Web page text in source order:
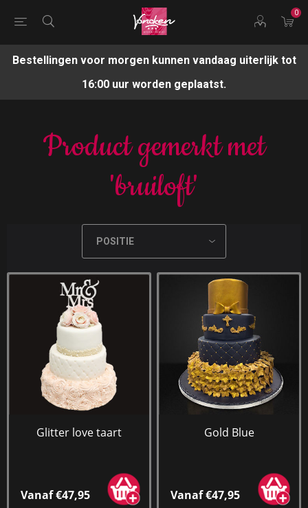
0
Bestellingen voor morgen kunnen vandaag uiterlijk tot
16:00 uur worden geplaatst.
Product gemerkt met
'bruiloft'
Glitter love taart
Vanaf €47,95
Gold Blue
Vanaf €47,95